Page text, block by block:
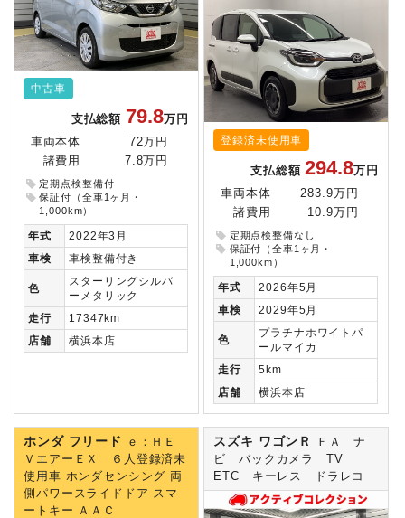
中古車
支払総額 79.8万円
車両本体
72万円
諸費用
7.8万円
定期点検整備付
保証付（全車1ヶ月・
1,000km）
年式
2022年3月
車検
車検整備付き
色
スターリングシルバ
ーメタリック
走行
17347km
店舗
横浜本店
登録済未使用車
支払総額294.8万円
車両本体
283.9万円
諸費用
10.9万円
定期点検整備なし
保証付（全車1ヶ月・
1,000km）
年式
2026年5月
車検
2029年5月
色
プラチナホワイトパ
ールマイカ
走行
5km
店舗
横浜本店
ホンダ フリード
ｅ：ＨＥ
ＶエアーＥＸ ６人登録済未
使用車 ホンダセンシング 両
側パワースライドドア スマ
ートキー ＡＡＣ
スズキ ワゴンＲ
ＦＡ ナ
ビ バックカメラ TV
ETC キーレス ドラレコ